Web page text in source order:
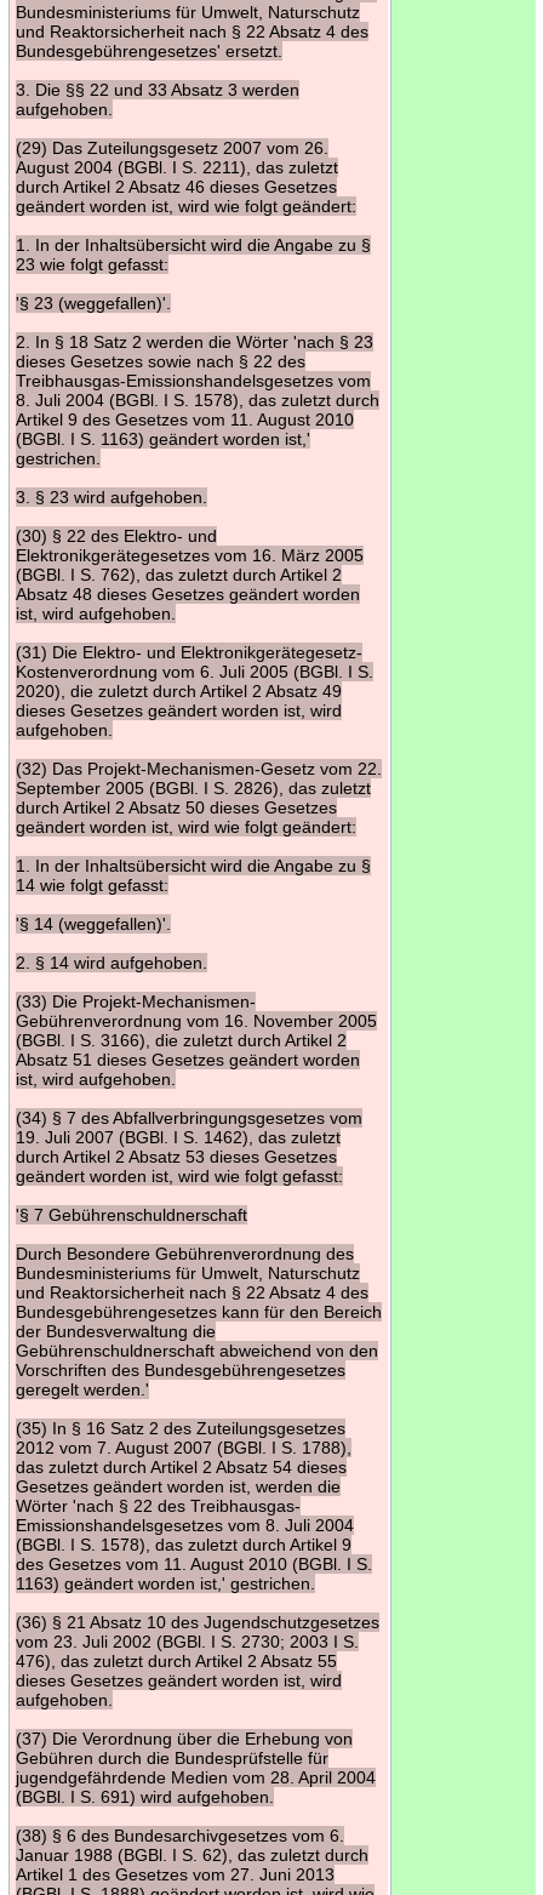
Bundesministeriums für Umwelt, Naturschutz
und Reaktorsicherheit nach § 22 Absatz 4 des
Bundesgebührengesetzes' ersetzt.
3. Die §§ 22 und 33 Absatz 3 werden
aufgehoben.
(29) Das Zuteilungsgesetz 2007 vom 26.
August 2004 (BGBl. I S. 2211), das zuletzt
durch Artikel 2 Absatz 46 dieses Gesetzes
geändert worden ist, wird wie folgt geändert:
1. In der Inhaltsübersicht wird die Angabe zu §
23 wie folgt gefasst:
'§ 23 (weggefallen)'.
2. In § 18 Satz 2 werden die Wörter 'nach § 23
dieses Gesetzes sowie nach § 22 des
Treibhausgas-Emissionshandelsgesetzes vom
8. Juli 2004 (BGBl. I S. 1578), das zuletzt durch
Artikel 9 des Gesetzes vom 11. August 2010
(BGBl. I S. 1163) geändert worden ist,'
gestrichen.
3. § 23 wird aufgehoben.
(30) § 22 des Elektro- und
Elektronikgerätegesetzes vom 16. März 2005
(BGBl. I S. 762), das zuletzt durch Artikel 2
Absatz 48 dieses Gesetzes geändert worden
ist, wird aufgehoben.
(31) Die Elektro- und Elektronikgerätegesetz-
Kostenverordnung vom 6. Juli 2005 (BGBl. I S.
2020), die zuletzt durch Artikel 2 Absatz 49
dieses Gesetzes geändert worden ist, wird
aufgehoben.
(32) Das Projekt-Mechanismen-Gesetz vom 22.
September 2005 (BGBl. I S. 2826), das zuletzt
durch Artikel 2 Absatz 50 dieses Gesetzes
geändert worden ist, wird wie folgt geändert:
1. In der Inhaltsübersicht wird die Angabe zu §
14 wie folgt gefasst:
'§ 14 (weggefallen)'.
2. § 14 wird aufgehoben.
(33) Die Projekt-Mechanismen-
Gebührenverordnung vom 16. November 2005
(BGBl. I S. 3166), die zuletzt durch Artikel 2
Absatz 51 dieses Gesetzes geändert worden
ist, wird aufgehoben.
(34) § 7 des Abfallverbringungsgesetzes vom
19. Juli 2007 (BGBl. I S. 1462), das zuletzt
durch Artikel 2 Absatz 53 dieses Gesetzes
geändert worden ist, wird wie folgt gefasst:
'§ 7 Gebührenschuldnerschaft
Durch Besondere Gebührenverordnung des
Bundesministeriums für Umwelt, Naturschutz
und Reaktorsicherheit nach § 22 Absatz 4 des
Bundesgebührengesetzes kann für den Bereich
der Bundesverwaltung die
Gebührenschuldnerschaft abweichend von den
Vorschriften des Bundesgebührengesetzes
geregelt werden.'
(35) In § 16 Satz 2 des Zuteilungsgesetzes
2012 vom 7. August 2007 (BGBl. I S. 1788),
das zuletzt durch Artikel 2 Absatz 54 dieses
Gesetzes geändert worden ist, werden die
Wörter 'nach § 22 des Treibhausgas-
Emissionshandelsgesetzes vom 8. Juli 2004
(BGBl. I S. 1578), das zuletzt durch Artikel 9
des Gesetzes vom 11. August 2010 (BGBl. I S.
1163) geändert worden ist,' gestrichen.
(36) § 21 Absatz 10 des Jugendschutzgesetzes
vom 23. Juli 2002 (BGBl. I S. 2730; 2003 I S.
476), das zuletzt durch Artikel 2 Absatz 55
dieses Gesetzes geändert worden ist, wird
aufgehoben.
(37) Die Verordnung über die Erhebung von
Gebühren durch die Bundesprüfstelle für
jugendgefährdende Medien vom 28. April 2004
(BGBl. I S. 691) wird aufgehoben.
(38) § 6 des Bundesarchivgesetzes vom 6.
Januar 1988 (BGBl. I S. 62), das zuletzt durch
Artikel 1 des Gesetzes vom 27. Juni 2013